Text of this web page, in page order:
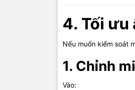
4. Tối ưu
Nếu muốn kiểm soát
1. Chỉnh
Vào: